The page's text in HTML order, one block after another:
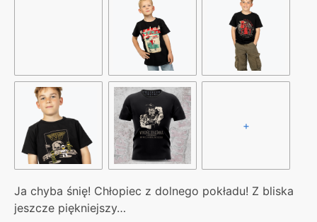
+
Ja chyba śnię! Chłopiec z dolnego pokładu! Z bliska
jeszcze piękniejszy…